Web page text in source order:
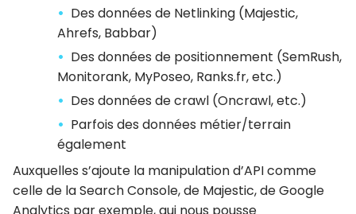
Des données de Netlinking (Majestic,
Ahrefs, Babbar)
Des données de positionnement (SemRush,
Monitorank, MyPoseo, Ranks.fr, etc.)
Des données de crawl (Oncrawl, etc.)
Parfois des données métier/terrain
également
Auxquelles s’ajoute la manipulation d’API comme
celle de la Search Console, de Majestic, de Google
Analytics par exemple, qui nous pousse